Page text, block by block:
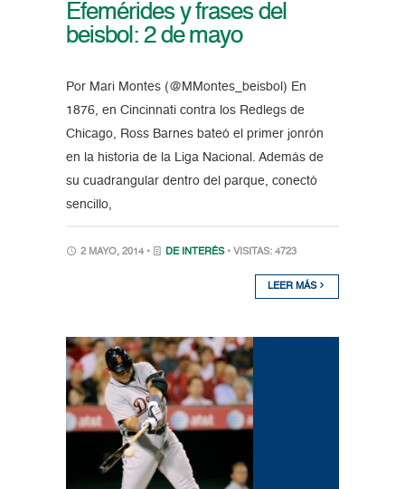
Efemérides y frases del
beisbol: 2 de mayo
Por Mari Montes (@MMontes_beisbol) En
1876, en Cincinnati contra los Redlegs de
Chicago, Ross Barnes bateó el primer jonrón
en la historia de la Liga Nacional. Además de
su cuadrangular dentro del parque, conectó
sencillo,
2 MAYO, 2014 • DE INTERÉS • VISITAS: 4723
LEER MÁS